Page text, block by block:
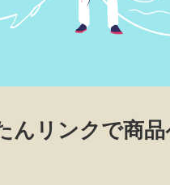
んリンクで商